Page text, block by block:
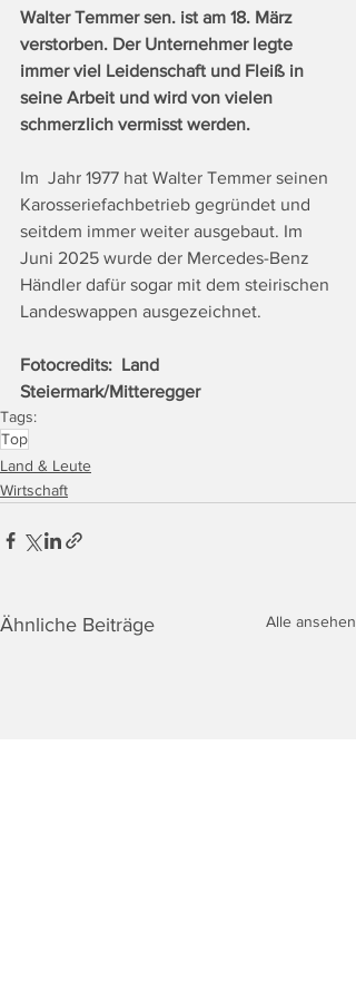
Walter Temmer sen. ist am 18. März
verstorben. Der Unternehmer legte
immer viel Leidenschaft und Fleiß in
seine Arbeit und wird von vielen
schmerzlich vermisst werden.
Im  Jahr 1977 hat Walter Temmer seinen
Karosseriefachbetrieb gegründet und
seitdem immer weiter ausgebaut. Im
Juni 2025 wurde der Mercedes-Benz
Händler dafür sogar mit dem steirischen
Landeswappen ausgezeichnet.
Fotocredits:  Land
Steiermark/Mitteregger
Tags:
Top
Land & Leute
Wirtschaft
Ähnliche Beiträge Alle ansehen